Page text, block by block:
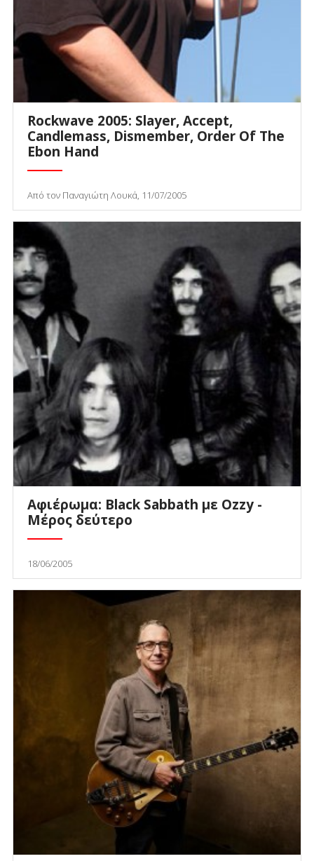
Rockwave 2005: Slayer, Accept,
Candlemass, Dismember, Order Of The
Ebon Hand
Από τον Παναγιώτη Λουκά, 11/07/2005
Αφιέρωμα: Black Sabbath με Ozzy -
Μέρος δεύτερο
18/06/2005